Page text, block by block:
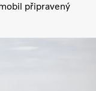
připravený